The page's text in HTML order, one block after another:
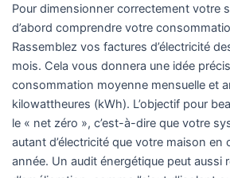
Pour dimensionner correctement votre
d’abord comprendre votre
Rassemblez vos factures d’électricité
mois. Cela vous donnera une idée
consommation moyenne mensuelle et
kilowattheures (kWh). L’objectif pour
le « net zéro », c’est-à-dire que votre
autant d’électricité que votre maison en
année. Un audit énergétique peut aussi